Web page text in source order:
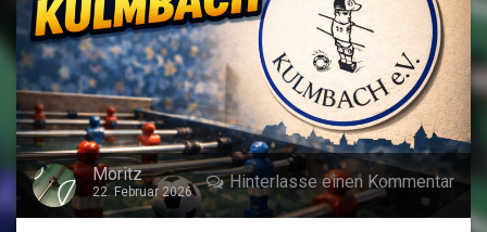
Hinterlasse einen Kommentar
Moritz
22. Februar 2026